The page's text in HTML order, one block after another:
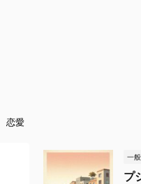
恋愛
一般
プ